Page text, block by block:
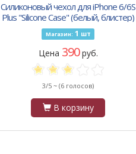
Силиконовый чехол для iPhone 6/6S
Plus "Silicone Case" (белый, блистер)
9
Магазин: 1 шт
Цена 390руб.
3/5 ~ (6 голосов)
В корзину